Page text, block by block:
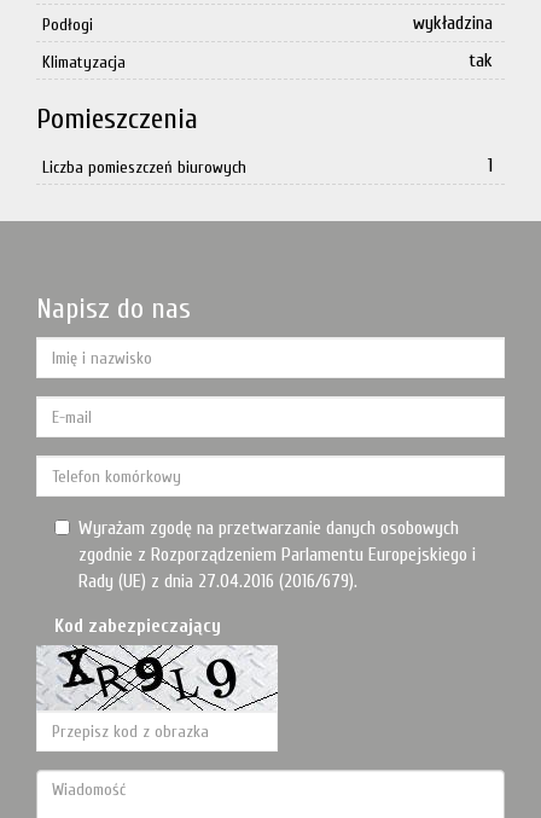
Podłogi wykładzina
Klimatyzacja tak
Pomieszczenia
Liczba pomieszczeń biurowych 1
Napisz do nas
Wyrażam zgodę na przetwarzanie danych osobowych
zgodnie z Rozporządzeniem Parlamentu Europejskiego i
Rady (UE) z dnia 27.04.2016 (2016/679).
Kod zabezpieczający